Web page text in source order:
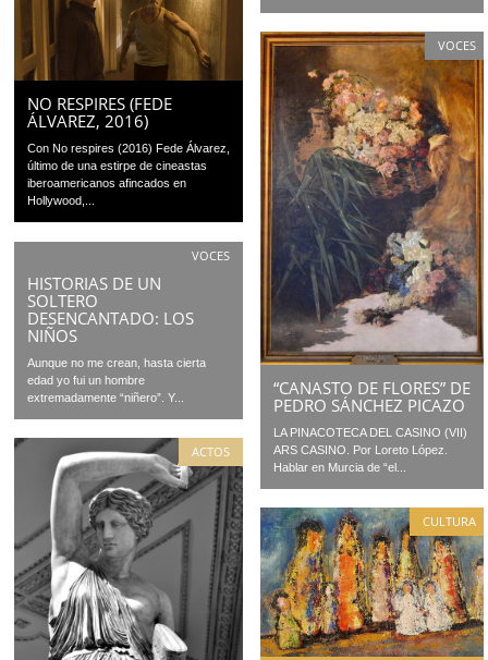
NO RESPIRES (FEDE
ÁLVAREZ, 2016)
Con No respires (2016) Fede Álvarez,
último de una estirpe de cineastas
iberoamericanos afincados en
Hollywood,...
VOCES
“CANASTO DE FLORES” DE
PEDRO SÁNCHEZ PICAZO
LA PINACOTECA DEL CASINO (VII)
ARS CASINO. Por Loreto López.
Hablar en Murcia de “el...
VOCES
HISTORIAS DE UN
SOLTERO
DESENCANTADO: LOS
NIÑOS
Aunque no me crean, hasta cierta
edad yo fui un hombre
extremadamente “niñero”. Y...
ACTOS
CULTURA